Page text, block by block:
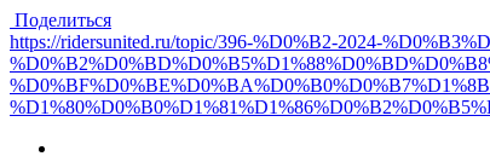
Поделиться
https://ridersunited.ru/topic/396-%D0%B2-2024-